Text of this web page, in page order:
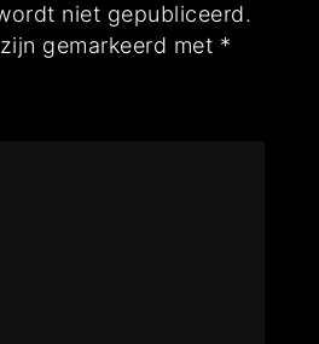
niet gepubliceerd.
gemarkeerd met *